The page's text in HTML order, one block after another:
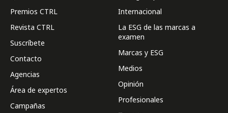
Premios CTRL
Revista CTRL
Suscríbete
Contacto
Agencias
Área de expertos
Campañas
Internacional
La ESG de las marcas a
examen
Marcas y ESG
Medios
Opinión
Profesionales